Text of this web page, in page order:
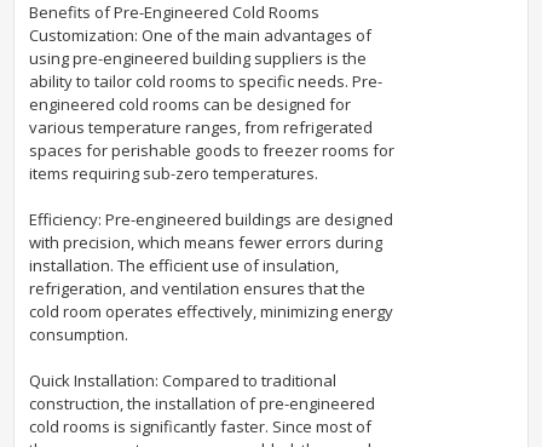
Benefits of Pre-Engineered Cold Rooms
Customization: One of the main advantages of
using pre-engineered building suppliers is the
ability to tailor cold rooms to specific needs. Pre-
engineered cold rooms can be designed for
various temperature ranges, from refrigerated
spaces for perishable goods to freezer rooms for
items requiring sub-zero temperatures.
Efficiency: Pre-engineered buildings are designed
with precision, which means fewer errors during
installation. The efficient use of insulation,
refrigeration, and ventilation ensures that the
cold room operates effectively, minimizing energy
consumption.
Quick Installation: Compared to traditional
construction, the installation of pre-engineered
cold rooms is significantly faster. Since most of